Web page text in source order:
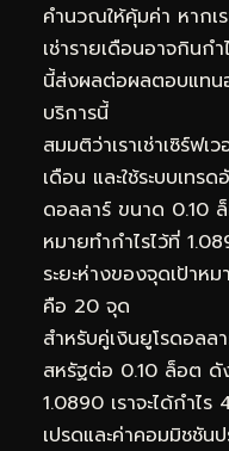
คำนวณให้คุ้มค่า หากเ
เช่ารายเดือนอาจกินก
นี้ส่งผลต่อผลตอบแทนอ
บริการนี้
สมมติว่าเราเช่าเซิร์ฟ
เดือน และใช้ระบบเทร
ดอลลาร์ ขนาด 0.10
หมายทำกำไรไว้ที่
ระยะห่างของจุดเป้า
คือ 20 จุด
สำหรับคู่เงินยูโรดอลล
สหรัฐต่อ 0.10 ล็อต ดั
1.0890 เราจะได้กำไ
เปรดและค่าคอมมิชชั